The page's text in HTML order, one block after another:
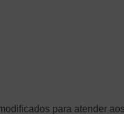
para atender